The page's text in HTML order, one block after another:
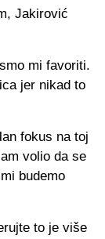
Jakirović
mi favoriti.
jer nikad to
fokus na toj
volio da se
budemo
to je više